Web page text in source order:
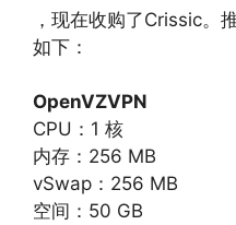
，现在收购了Crissic。
如下：
OpenVZVPN
CPU：1 核
内存：256 MB
vSwap：256 MB
空间：50 GB